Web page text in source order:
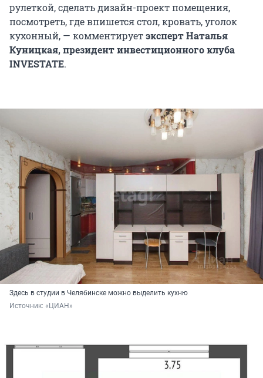
рулеткой, сделать дизайн-проект помещения,
посмотреть, где впишется стол, кровать, уголок
кухонный, — комментируетэксперт Наталья
Куницкая, президент инвестиционного клуба
INVESTATE.
Здесь в студии в Челябинске можно выделить кухню
Источник: «ЦИАН»